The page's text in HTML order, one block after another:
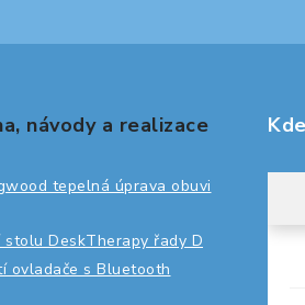
návody a realizace
tepelná úprava obuvi
stolu DeskTherapy řady D
ovladače s Bluetooth